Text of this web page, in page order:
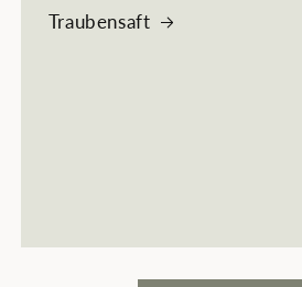
Traubensaft